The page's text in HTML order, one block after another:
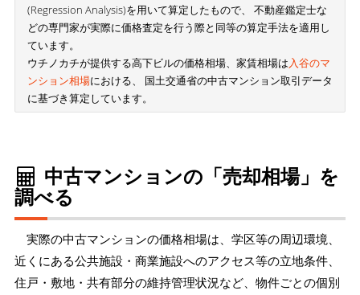
(Regression Analysis)を用いて算定したもので、 不動産鑑定士な
どの専門家が実際に価格査定を行う際と同等の算定手法を適用し
ています。
ウチノカチが提供する高下ビルの価格相場、家賃相場は入谷のマ
ンション相場における、 国土交通省の中古マンション取引データ
に基づき算定しています。
中古マンションの「売却相場」を
調べる
実際の中古マンションの価格相場は、学区等の周辺環境、
近くにある公共施設・商業施設へのアクセス等の立地条件、
住戸・敷地・共有部分の維持管理状況など、物件ごとの個別